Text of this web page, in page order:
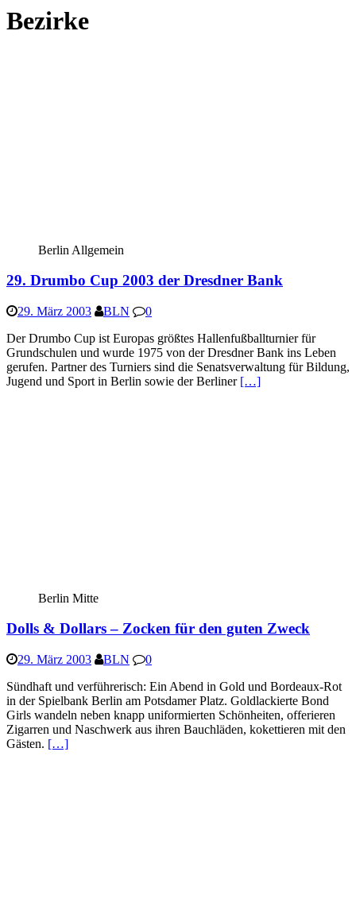
Bezirke
Berlin Allgemein
29. Drumbo Cup 2003 der Dresdner Bank
29. März 2003 BLN
0
Der Drumbo Cup ist Europas größtes Hallenfußballturnier für
Grundschulen und wurde 1975 von der Dresdner Bank ins Leben
gerufen. Partner des Turniers sind die Senatsverwaltung für Bildung,
Jugend und Sport in Berlin sowie der Berliner […]
Berlin Mitte
Dolls & Dollars – Zocken für den guten Zweck
29. März 2003 BLN
0
Sündhaft und verführerisch: Ein Abend in Gold und Bordeaux-Rot
in der Spielbank Berlin am Potsdamer Platz. Goldlackierte Bond
Girls wandeln neben knapp uniformierten Schönheiten, offerieren
Zigarren und Naschwerk aus ihren Bauchläden, kokettieren mit den
Gästen. […]